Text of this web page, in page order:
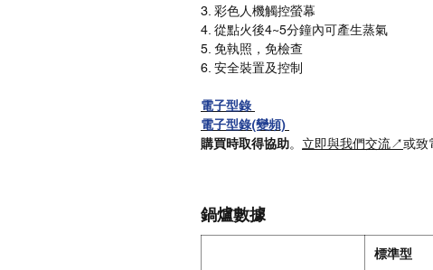
3. 彩色人機觸控螢幕
4. 從點火後4~5分鐘內可產生蒸氣
5. 免執照，免檢查
6. 安全裝置及控制
電子型錄
電子型錄(變頻)
購買時取得協助。 立即與我們交流↗或致
鍋爐數據
標準型